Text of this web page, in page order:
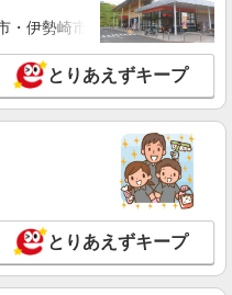
・伊勢崎市・太田市・館林市
とりあえずキープ
とりあえずキープ